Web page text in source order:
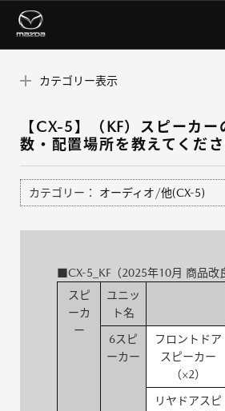
カテゴリー表示
【CX-5】（KF）スピーカー
数・配置場所を教えてくだ
カテゴリー： オーディオ/他(CX-5)
■CX-5_KF（2025年10月 商品改
スピ
ーカ
ー
ユニッ
ト名
6スピ
ーカー
フロントドア
スピーカー
（×2）
リヤドアスピ